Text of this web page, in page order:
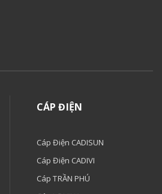
CÁP ĐIỆN
Cáp Điện CADISUN
Cáp Điện CADIVI
Cáp TRẦN PHÚ